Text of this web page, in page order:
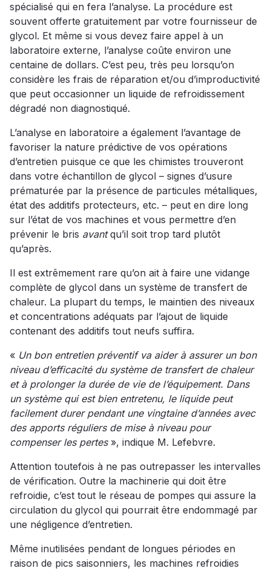
spécialisé qui en fera l’analyse. La procédure est
souvent offerte gratuitement par votre fournisseur de
glycol. Et même si vous devez faire appel à un
laboratoire externe, l’analyse coûte environ une
centaine de dollars. C’est peu, très peu lorsqu’on
considère les frais de réparation et/ou d’improductivité
que peut occasionner un liquide de refroidissement
dégradé non diagnostiqué.
L’analyse en laboratoire a également l’avantage de
favoriser la nature prédictive de vos opérations
d’entretien puisque ce que les chimistes trouveront
dans votre échantillon de glycol – signes d’usure
prématurée par la présence de particules métalliques,
état des additifs protecteurs, etc. – peut en dire long
sur l’état de vos machines et vous permettre d’en
prévenir le bris avantqu’il soit trop tard plutôt
qu’après.
Il est extrêmement rare qu’on ait à faire une vidange
complète de glycol dans un système de transfert de
chaleur. La plupart du temps, le maintien des niveaux
et concentrations adéquats par l’ajout de liquide
contenant des additifs tout neufs suffira.
« Un bon entretien préventif va aider à assurer un bon
niveau d’efficacité du système de transfert de chaleur
et à prolonger la durée de vie de l’équipement. Dans
un système qui est bien entretenu, le liquide peut
facilement durer pendant une vingtaine d’années avec
des apports réguliers de mise à niveau pour
compenser les pertes», indique M. Lefebvre.
Attention toutefois à ne pas outrepasser les intervalles
de vérification. Outre la machinerie qui doit être
refroidie, c’est tout le réseau de pompes qui assure la
circulation du glycol qui pourrait être endommagé par
une négligence d’entretien.
Même inutilisées pendant de longues périodes en
raison de pics saisonniers, les machines refroidies